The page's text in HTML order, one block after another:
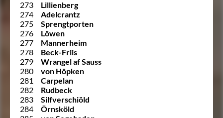
273
Lillienberg
274
Adelcrantz
275
Sprengtporten
276
Löwen
277
Mannerheim
278
Beck-Friis
279
Wrangel af Sauss
280
von Höpken
281
Carpelan
282
Rudbeck
283
Silfverschiöld
284
Örnsköld